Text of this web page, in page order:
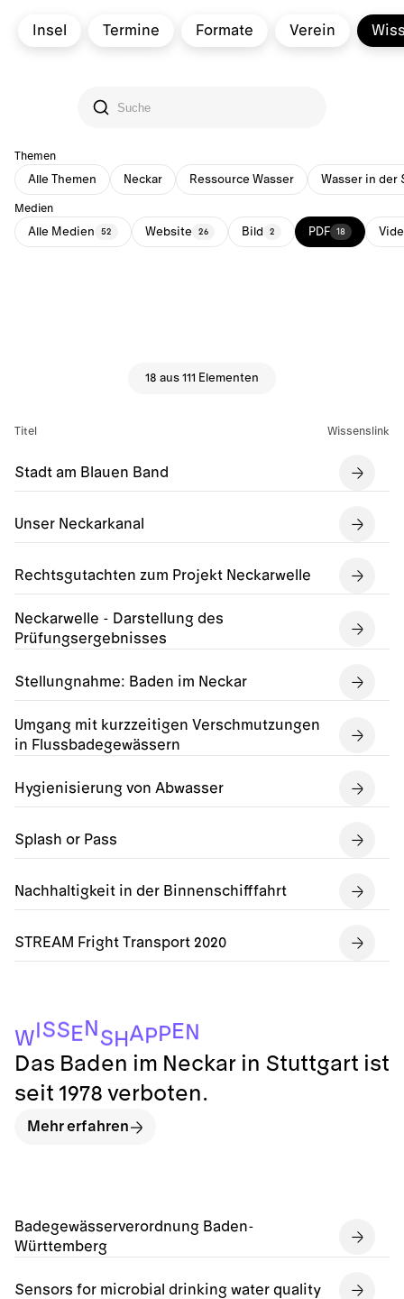
Insel Termine Formate Verein
Themen
Alle Themen Neckar Ressource Wasser Wasser in der
Medien
Alle Medien 52 Website 26 Bild 2 PDF 18
18 aus 111 Elementen
Titel Wissenslink
Stadt am Blauen Band
Unser Neckarkanal
Rechtsgutachten zum Projekt Neckarwelle
Neckarwelle - Darstellung des
Prüfungsergebnisses
Stellungnahme: Baden im Neckar
Umgang mit kurzzeitigen Verschmutzungen
in Flussbadegewässern
Hygienisierung von Abwasser
Splash or Pass
Nachhaltigkeit in der Binnenschifffahrt
STREAM Fright Transport 2020
Badegewässerverordnung Baden-
Württemberg
Sensors for microbial drinking water quality
W SS E N S H AP P E N
Das Baden im Neckar in Stuttgart ist
seit 1978 verboten.
Mehr erfahren